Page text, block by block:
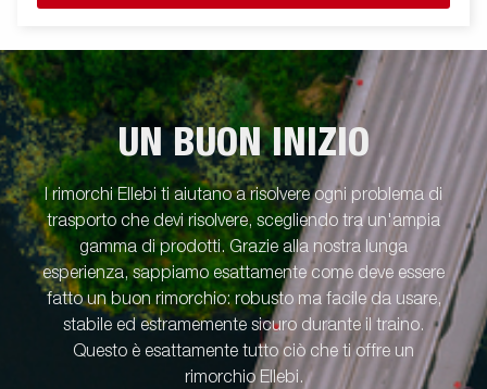
UN BUON INIZIO
I rimorchi Ellebi ti aiutano a risolvere ogni problema di
trasporto che devi risolvere, scegliendo tra un'ampia
gamma di prodotti. Grazie alla nostra lunga
esperienza, sappiamo esattamente come deve essere
fatto un buon rimorchio: robusto ma facile da usare,
stabile ed estramemente sicuro durante il traino.
Questo è esattamente tutto ciò che ti offre un
rimorchio Ellebi.